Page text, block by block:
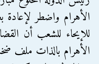
الأهرام واضطر
للإيحاء للشعب أن
الأهرام بالذات ملف